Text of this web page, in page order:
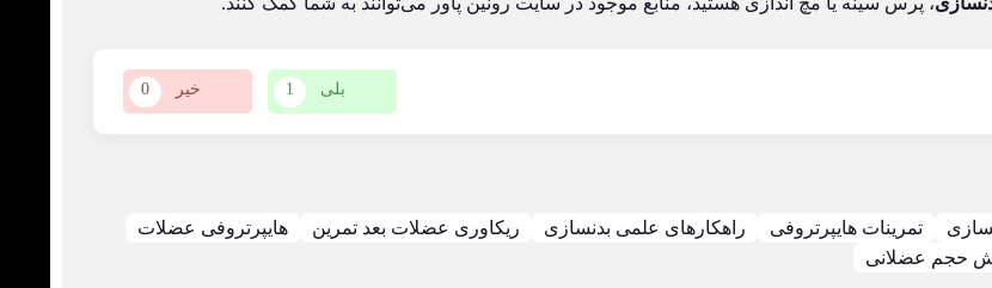
بلی 1 خیر 0
تمرینات هایپرتروفی راهکارهای علمی بدنسازی ریکاوری عضلات بعد تمرین
هایپرتروفی عضلات
حجم عضلانی